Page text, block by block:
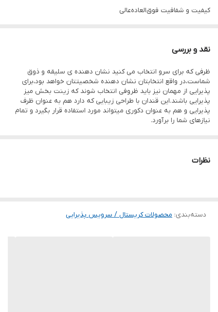
کیفیت و شفافیت فوق‌العاده‌عالی
نقد و بررسی
ظرفی که برای سرو انتخاب می کنید نشان دهنده ی سلیقه و ذوق
شماست،در واقع انتخابتان نشان دهنده شخصیتتان خواهد بود،برای
پذیرایی از مهمان نیز باید ظروفی انتخاب شوند که زینت بخش میز
پذیرایی باشند.این قندان با طراحی زیبایی که دارد هم به عنوان ظرف
پذیرایی و هم به عنوان دکوری میتواند مورد استفاده قرار بگیرد و تمام
نیازهای شما را برآورد.
نظرات
دسته‌بندی: محصولات کریستال / سرویس پذیرایی